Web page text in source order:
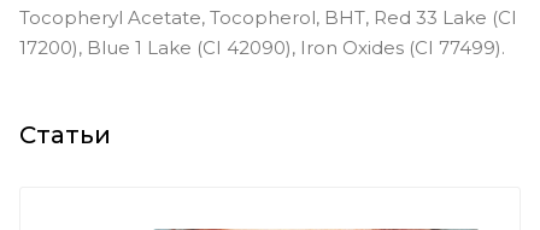
Tocopheryl Acetate, Tocopherol, BHT, Red 33 Lake (CI
17200), Blue 1 Lake (CI 42090), Iron Oxides (CI 77499).
Статьи